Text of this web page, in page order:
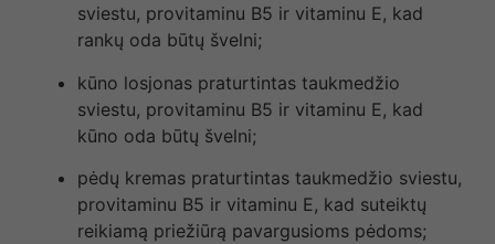
sviestu, provitaminu B5 ir vitaminu E, kad
rankų oda būtų švelni;
kūno losjonas praturtintas taukmedžio
sviestu, provitaminu B5 ir vitaminu E, kad
kūno oda būtų švelni;
pėdų kremas praturtintas taukmedžio sviestu,
provitaminu B5 ir vitaminu E, kad suteiktų
reikiamą priežiūrą pavargusioms pėdoms;